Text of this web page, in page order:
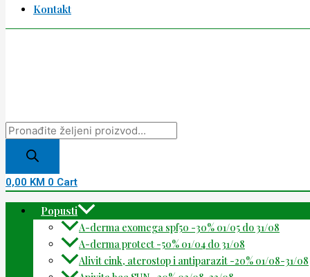
Kontakt
0,00 KM 0 Cart
Popusti
A-derma exomega spf50 -30% 01/05 do 31/08
A-derma protect -50% 01/04 do 31/08
Alivit cink, aterostop i antiparazit -20% 01/08-31/08